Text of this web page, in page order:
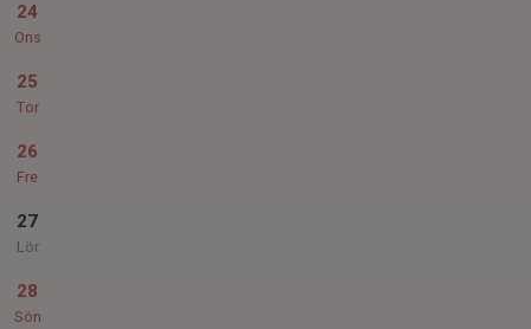
24
Ons
25
Tor
26
Fre
27
Lör
28
Sön